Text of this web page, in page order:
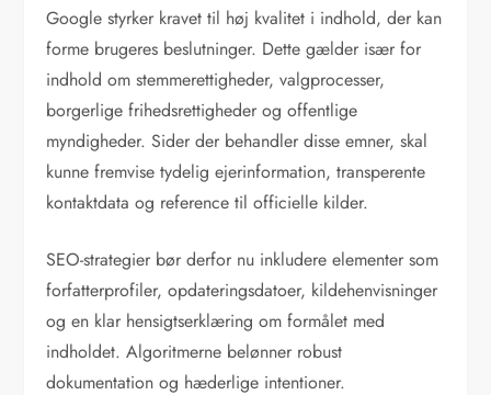
Google styrker kravet til høj kvalitet i indhold, der kan
forme brugeres beslutninger. Dette gælder især for
indhold om stemmerettigheder, valgprocesser,
borgerlige frihedsrettigheder og offentlige
myndigheder. Sider der behandler disse emner, skal
kunne fremvise tydelig ejerinformation, transperente
kontaktdata og reference til officielle kilder.
SEO-strategier bør derfor nu inkludere elementer som
forfatterprofiler, opdateringsdatoer, kildehenvisninger
og en klar hensigtserklæring om formålet med
indholdet. Algoritmerne belønner robust
dokumentation og hæderlige intentioner.